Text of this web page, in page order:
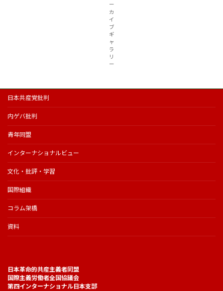
ー
カ
イ
ブ
ギ
ャ
ラ
リ
ー
日本共産党批判
内ゲバ批判
青年同盟
インターナショナルビュー
文化・批評・学習
国際組織
コラム架橋
資料
日本革命的共産主義者同盟
国際主義労働者全国協議会
第四インターナショナル日本支部